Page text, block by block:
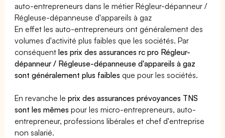
auto-entrepreneurs dans le métier Régleur-dépanneur /
Régleuse-dépanneuse d'appareils à gaz
En effet les auto-entrepreneurs ont généralement des
volumes d'activité plus faibles que les sociétés. Par
conséquentles prix des assurances rc pro Régleur-
dépanneur / Régleuse-dépanneuse d'appareils à gaz
sont généralement plus faibles que pour les sociétés.
En revanche leprix des assurances prévoyances TNS
sont les mêmes pour les micro-entrepreneurs, auto-
entrepreneur, professions libérales et chef d'entreprise
non salarié.